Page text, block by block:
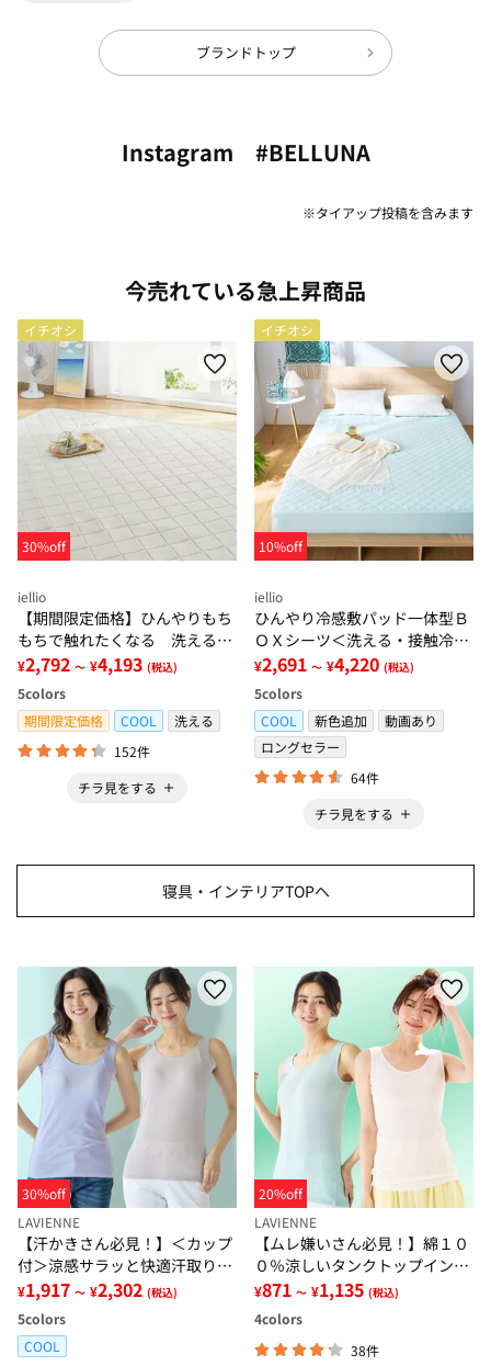
ブランドトップ
Instagram #BELLUNA
※タイアップ投稿を含みます
今売れている急上昇商品
イチオシ
30%off
iellio
【期間限定価格】ひんやりもち
もちで触れたくなる 洗えるラ
グ＜低反発・滑りにくい・接触
冷感・防ダニ・カーペット＞
¥2,792 ～ ¥4,193 (税込)
5colors
期間限定価格
COOL
洗える
152件
チラ見をする
イチオシ
10%off
iellio
ひんやり冷感敷パッド一体型Ｂ
ＯＸシーツ＜洗える・接触冷
感・抗菌防臭・時短・家事楽・
ボックスシーツ・寝苦しさ対策
＞
¥2,691 ～ ¥4,220 (税込)
5colors
COOL
新色追加
動画あり
ロングセラー
64件
チラ見をする
寝具・インテリアTOPへ
30%off
LAVIENNE
【汗かきさん必見！】＜カップ
付＞涼感サラッと快適汗取りタ
ンクトップインナー＜さらりラ
ボ＞
¥1,917 ～ ¥2,302 (税込)
5colors
COOL
20%off
LAVIENNE
【ムレ嫌いさん必見！】綿１０
０％涼しいタンクトップインナ
ー＜さらりラボ＞
¥871 ～ ¥1,135 (税込)
4colors
38件